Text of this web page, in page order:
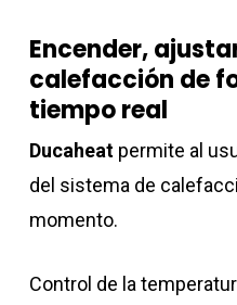
Encender,
calefacción de
tiempo real
Ducaheatpermite al
del sistema de
momento.
Control de la